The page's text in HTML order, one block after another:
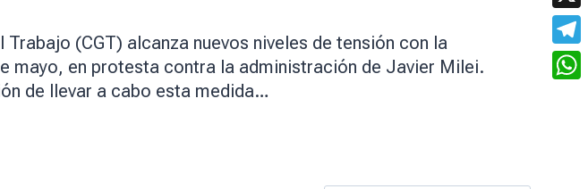
(CGT) alcanza nuevos niveles de tensión con la
mayo, en protesta contra la administración de Javier Milei.
de llevar a cabo esta medida…
X